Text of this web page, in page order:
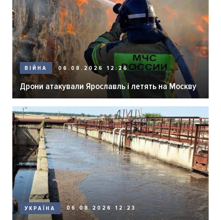
ВІЙНА 06.08.2026 12:26
Дрони атакували Ярославль і летять на Москву
УКРАЇНА 06.08.2026 12:23